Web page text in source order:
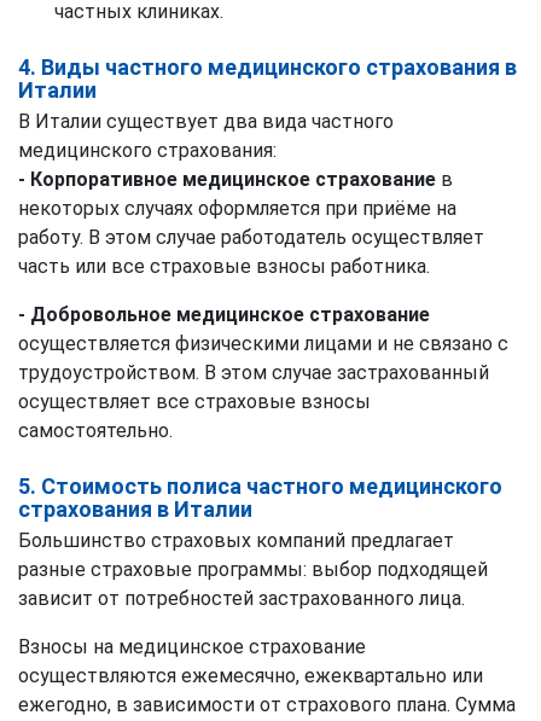
частных клиниках.
4. Виды частного медицинского страхования в
Италии
В Италии существует два вида частного
медицинского страхования:
- Корпоративное медицинское страхование в
некоторых случаях оформляется при приёме на
работу. В этом случае работодатель осуществляет
часть или все страховые взносы работника.
- Добровольное медицинское страхование
осуществляется физическими лицами и не связано с
трудоустройством. В этом случае застрахованный
осуществляет все страховые взносы
самостоятельно.
5. Стоимость полиса частного медицинского
страхования в Италии
Большинство страховых компаний предлагает
разные страховые программы: выбор подходящей
зависит от потребностей застрахованного лица.
Взносы на медицинское страхование
осуществляются ежемесячно, ежеквартально или
ежегодно, в зависимости от страхового плана. Сумма